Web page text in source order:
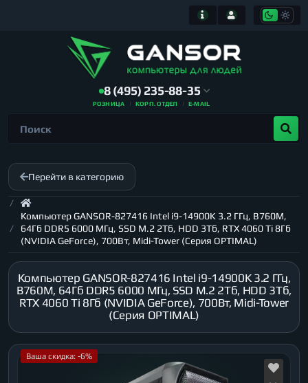
8 (495) 235-88-35
РОЗНИЦА КОРП. ОТДЕЛ E-MAIL
Перейти в категорию
Компьютер GANSOR-827416 Intel i9-14900K 3.2 ГГц, B760M,
64Гб DDR5 6000 МГц, SSD M.2 2Тб, HDD 3Тб, RTX 4060 Ti 8Гб
(NVIDIA GeForce), 700Вт, Midi-Tower (Серия OPTIMAL)
Компьютер GANSOR-827416 Intel i9-14900K 3.2 ГГц,
B760M, 64Гб DDR5 6000 МГц, SSD M.2 2Тб, HDD 3Тб,
RTX 4060 Ti 8Гб (NVIDIA GeForce), 700Вт, Midi-Tower
(Серия OPTIMAL)
Ваша скидка: -6%